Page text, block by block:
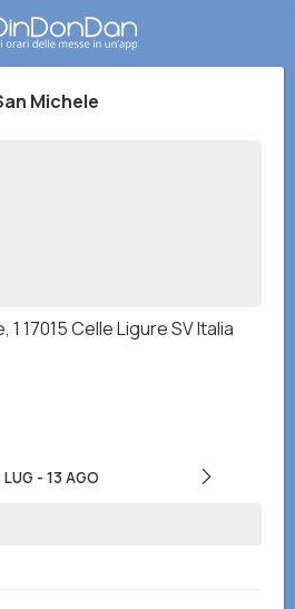
Michele
1 17015 Celle Ligure SV Italia
LUG - 13 AGO